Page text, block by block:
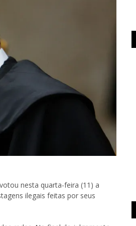
nesta quarta-feira (11) a
ilegais feitas por seus